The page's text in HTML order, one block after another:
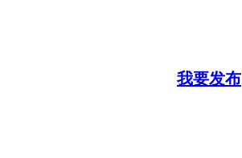
我要发布